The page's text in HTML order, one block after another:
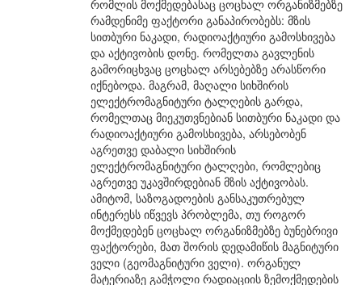
რომლის მოქმედებასაც ცოცხალ ორგანიზმებზე
რამდენიმე ფაქტორი განაპირობებს: მზის
სითბური ნაკადი, რადიოაქტიური გამოსხივება
და აქტივობის დონე. რომელთა გავლენის
გამორიცხვაც ცოცხალ არსებებზე არასწორი
იქნებოდა. მაგრამ, მაღალი სიხშირის
ელექტრომაგნიტური ტალღების გარდა,
რომელთაც მიეკუთვნებიან სითბური ნაკადი და
რადიოაქტიური გამოსხივება, არსებობენ
აგრეთვე დაბალი სიხშირის
ელექტრომაგნიტური ტალღები, რომლებიც
აგრეთვე უკავშირდებიან მზის აქტივობას.
ამიტომ, საზოგადოების განსაკუთრებულ
ინტერესს იწვევს პრობლემა, თუ როგორ
მოქმედებენ ცოცხალ ორგანიზმებზე ბუნებრივი
ფაქტორები, მათ შორის დედამიწის მაგნიტური
ველი (გეომაგნიტური ველი). ორგანულ
მატერიაზე გამჭოლი რადიაციის ზემოქმედების